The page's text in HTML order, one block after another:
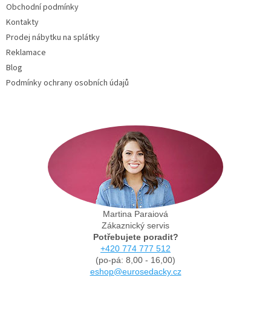
Obchodní podmínky
Kontakty
Prodej nábytku na splátky
Reklamace
Blog
Podmínky ochrany osobních údajů
Martina Paraiová
Zákaznický servis
Potřebujete poradit?
+420 774 777 512
(po-pá: 8,00 - 16,00)
eshop@eurosedacky.cz